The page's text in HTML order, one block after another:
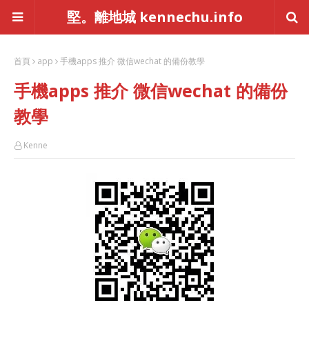
堅。離地城 kennechu.info
首頁 app 手機apps 推介 微信wechat 的備份教學
手機apps 推介 微信wechat 的備份
教學
Kenne